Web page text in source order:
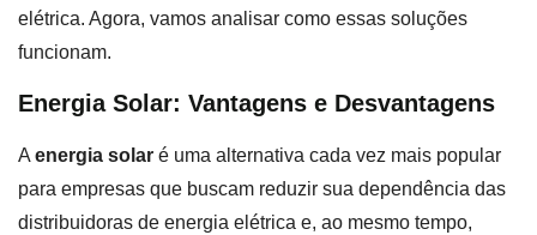
elétrica. Agora, vamos analisar como essas soluções
funcionam.
Energia Solar: Vantagens e Desvantagens
A energia solar é uma alternativa cada vez mais popular
para empresas que buscam reduzir sua dependência das
distribuidoras de energia elétrica e, ao mesmo tempo,